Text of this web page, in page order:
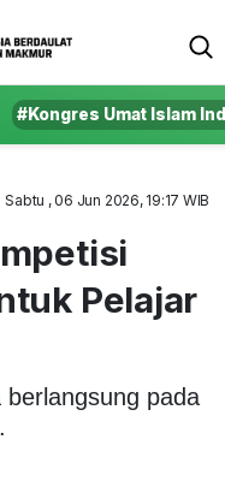
#Kongres Umat Islam
Sabtu , 06 Jun 2026, 19:17 WIB
Pelajar
pada